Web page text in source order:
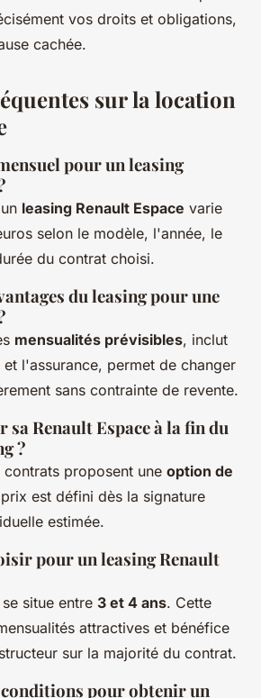
vos droits et obligations,
cachée.
sur la location
pour un leasing
leasing Renault Espace varie
selon le modèle, l'année, le
du contrat choisi.
du leasing pour une
mensualités prévisibles, inclut
l'assurance, permet de changer
sans contrainte de revente.
sa Renault Espace à la fin du
?
proposent une option de
est défini dès la signature
estimée.
pour un leasing Renault
situe entre 3 et 4 ans. Cette
attractives et bénéfice
sur la majorité du contrat.
pour obtenir un